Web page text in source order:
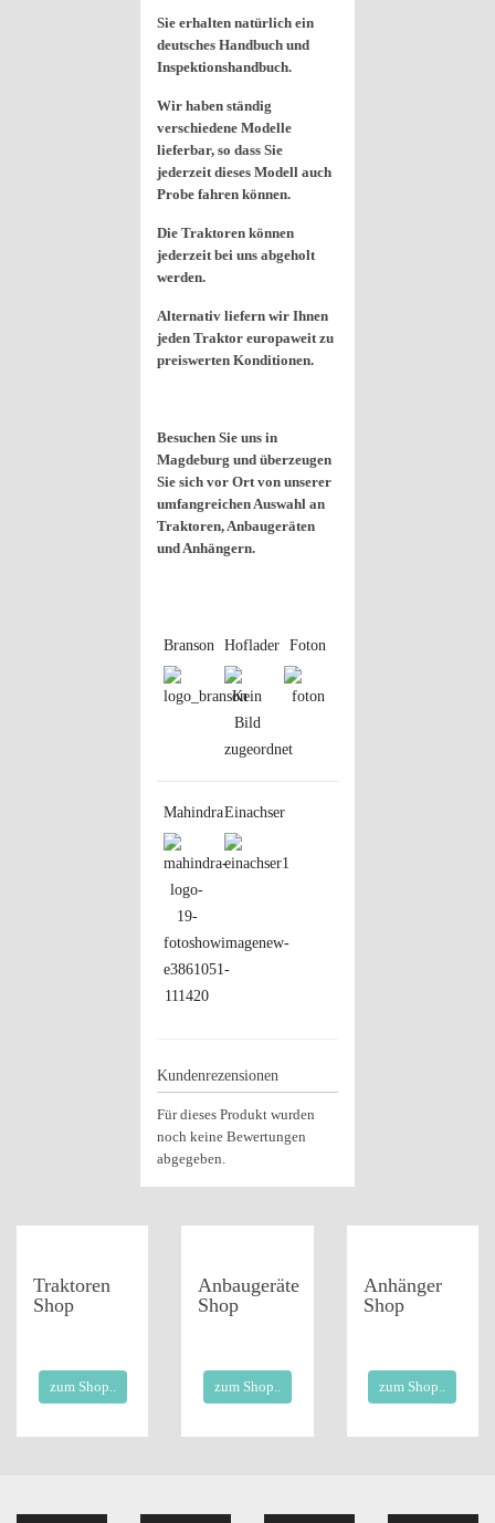
Sie erhalten natürlich ein
deutsches Handbuch und
Inspektionshandbuch.
Wir haben ständig
verschiedene Modelle
lieferbar, so dass Sie
jederzeit dieses Modell auch
Probe fahren können.
Die Traktoren können
jederzeit bei uns abgeholt
werden.
Alternativ liefern wir Ihnen
jeden Traktor europaweit zu
preiswerten Konditionen.
Besuchen Sie uns in
Magdeburg und überzeugen
Sie sich vor Ort von unserer
umfangreichen Auswahl an
Traktoren, Anbaugeräten
und Anhängern.
Branson Hoflader Foton
MahindraEinachser
Kundenrezensionen
Für dieses Produkt wurden
noch keine Bewertungen
abgegeben.
Traktoren
Shop
zum Shop..
Anbaugeräte
Shop
zum Shop..
Anhänger
Shop
zum Shop..